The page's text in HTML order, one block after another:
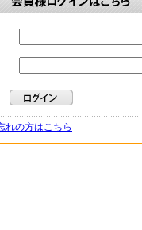
れの方はこちら